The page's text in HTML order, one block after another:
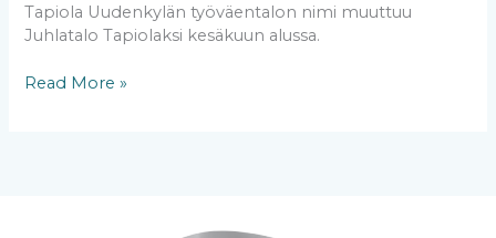
Tapiola Uudenkylän työväentalon nimi muuttuu
Juhlatalo Tapiolaksi kesäkuun alussa.
Read More »